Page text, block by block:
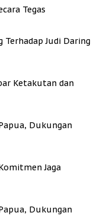
Tegas
Terhadap Judi Daring
Ketakutan dan
Dukungan
Jaga
Dukungan